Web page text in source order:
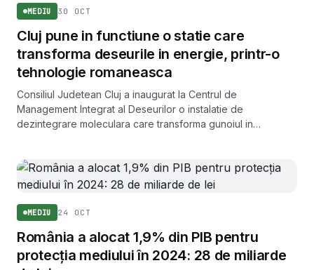
MEDIU 30 OCT
Cluj pune in functiune o statie care
transforma deseurile in energie, printr-o
tehnologie romaneasca
Consiliul Judetean Cluj a inaugurat la Centrul de
Management Integrat al Deseurilor o instalatie de
dezintegrare moleculara care transforma gunoiul in
MEDIU 24 OCT
România a alocat 1,9% din PIB pentru
protecția mediului în 2024: 28 de miliarde